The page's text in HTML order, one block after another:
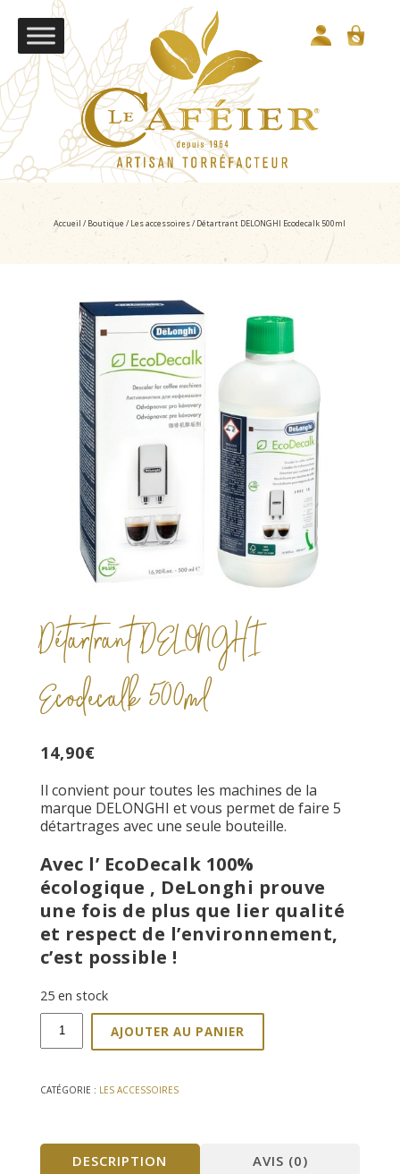
Accueil / Boutique / Les accessoires/ Détartrant DELONGHI Ecodecalk 500ml
Détartrant DELONGHI
Ecodecalk 500ml
14,90€
Il convient pour toutes les machines de la
marque DELONGHI et vous permet de faire 5
détartrages avec une seule bouteille.
Avec l’ EcoDecalk 100%
écologique , DeLonghi prouve
une fois de plus que lier qualité
et respect de l’environnement,
c’est possible !
25 en stock
quantité
Détartrant
Ecodecalk
AJOUTER AU PANIER
CATÉGORIE : LES ACCESSOIRES
DESCRIPTION AVIS (0)